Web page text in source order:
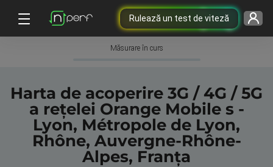
Rulează un test de viteză
Măsurare în curs
Harta de acoperire 3G / 4G / 5G
a rețelei Orange Mobile s -
Lyon, Métropole de Lyon,
Rhône, Auvergne-Rhône-
Alpes, Franța